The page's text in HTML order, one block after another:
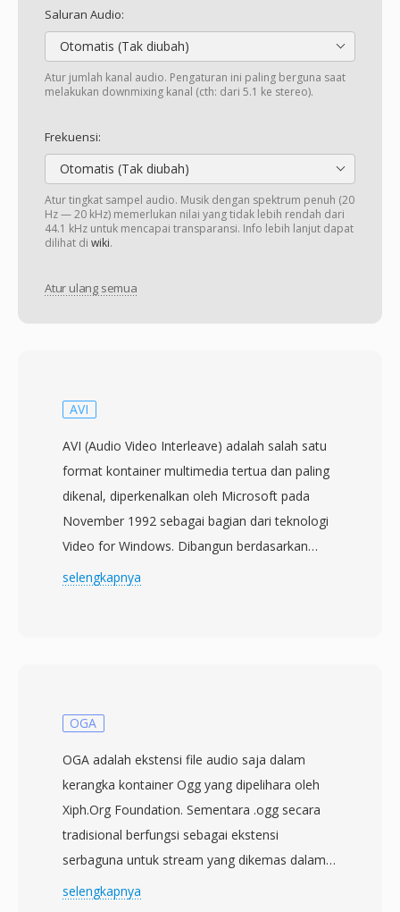
Saluran Audio:
Otomatis (Tak diubah)
Atur jumlah kanal audio. Pengaturan ini paling berguna saat
melakukan downmixing kanal (cth: dari 5.1 ke stereo).
Frekuensi:
Otomatis (Tak diubah)
Atur tingkat sampel audio. Musik dengan spektrum penuh (20
Hz — 20 kHz) memerlukan nilai yang tidak lebih rendah dari
44.1 kHz untuk mencapai transparansi. Info lebih lanjut dapat
dilihat di wiki.
Atur ulang semua
AVI
AVI (Audio Video Interleave) adalah salah satu
format kontainer multimedia tertua dan paling
dikenal, diperkenalkan oleh Microsoft pada
November 1992 sebagai bagian dari teknologi
Video for Windows. Dibangun berdasarkan
struktur Resource Interchange File Format
menampung video yang dikompresi dengan
Indeo generasi awal hingga stream DivX, Xvid,
dan H.264 modern. Fleksibilitas ini berkontribusi
pada adopsi luas di komputer pribadi
sepanjang tahun 1990-an dan 2000-an. Salah
satu karakteristik yang menonjol adalah
struktur internal yang lugas, membuat file AVI
selengkapnya
OGA
OGA adalah ekstensi file audio saja dalam
kerangka kontainer Ogg yang dipelihara oleh
Xiph.Org Foundation. Sementara .ogg secara
tradisional berfungsi sebagai ekstensi
serbaguna untuk stream yang dikemas dalam
Ogg, pengenalan .oga pada tahun 2007
selengkapnya